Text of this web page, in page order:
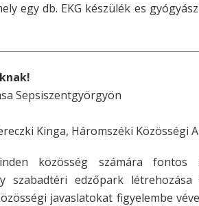
egy db. EKG készülék es
Sepsiszentgyörgyön
Kinga, Háromszéki Közösségi
közösség számára fontos
szabadtéri edzőpark
javaslatokat figyelembe